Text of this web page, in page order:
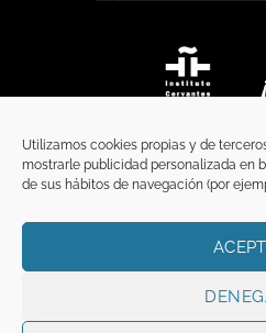
Utilizamos cookies propias y de
mostrarle publicidad personalizada en
de sus hábitos de navegación (por
TÉRMINOS Y
Copyright 2026 ©FunciFUNCI es